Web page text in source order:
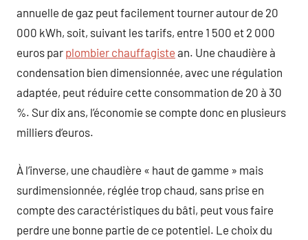
annuelle de gaz peut facilement tourner autour de 20
000 kWh, soit, suivant les tarifs, entre 1 500 et 2 000
euros par plombier chauffagiste an. Une chaudière à
condensation bien dimensionnée, avec une régulation
adaptée, peut réduire cette consommation de 20 à 30
%. Sur dix ans, l’économie se compte donc en plusieurs
milliers d’euros.
À l’inverse, une chaudière « haut de gamme » mais
surdimensionnée, réglée trop chaud, sans prise en
compte des caractéristiques du bâti, peut vous faire
perdre une bonne partie de ce potentiel. Le choix du